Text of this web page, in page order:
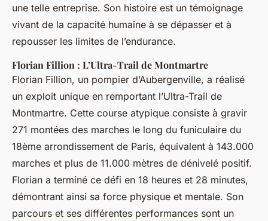
une telle entreprise. Son histoire est un témoignage
vivant de la capacité humaine à se dépasser et à
repousser les limites de l’endurance.
Florian Fillion : L’Ultra-Trail de Montmartre
Florian Fillion, un pompier d’Aubergenville, a réalisé
un exploit unique en remportant l’Ultra-Trail de
Montmartre. Cette course atypique consiste à gravir
271 montées des marches le long du funiculaire du
18ème arrondissement de Paris, équivalent à 143.000
marches et plus de 11.000 mètres de dénivelé positif.
Florian a terminé ce défi en 18 heures et 28 minutes,
démontrant ainsi sa force physique et mentale. Son
parcours et ses différentes performances sont un